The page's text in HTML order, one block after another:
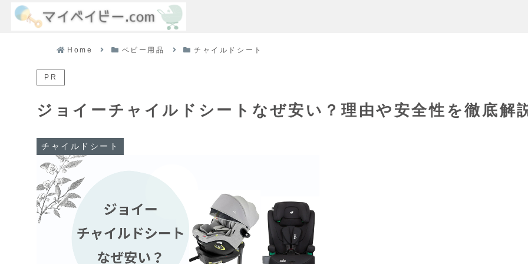
Home ベビー用品 チャイルドシート
PR
ジョイーチャイルドシートなぜ安い？理由や安全性を徹底解
チャイルドシート